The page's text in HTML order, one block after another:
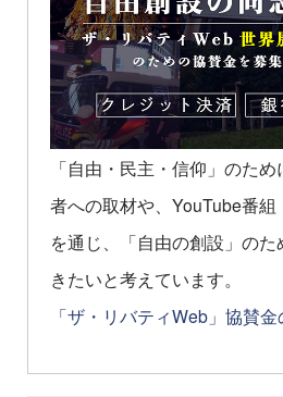
「自由・民主・信仰」のた
者への取材や、YouTube番
を通じ、「自由の創設」の
きたいと考えています。
「ザ・リバティWeb」協賛